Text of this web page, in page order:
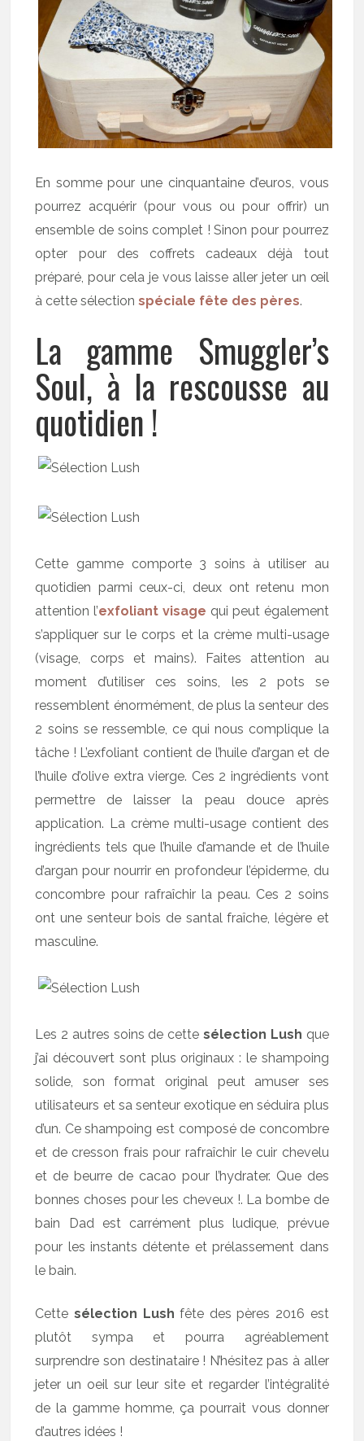
En somme pour une cinquantaine d’euros, vous
pourrez acquérir (pour vous ou pour offrir) un
ensemble de soins complet ! Sinon pour pourrez
opter pour des coffrets cadeaux déjà tout
préparé, pour cela je vous laisse aller jeter un œil
à cette sélectionspéciale fête des pères.
La gamme Smuggler’s
Soul, à la rescousse au
quotidien !
Cette gamme comporte 3 soins à utiliser au
quotidien parmi ceux-ci, deux ont retenu mon
attention l’exfoliant visage qui peut également
s’appliquer sur le corps et la crème multi-usage
(visage, corps et mains). Faites attention au
moment d’utiliser ces soins, les 2 pots se
ressemblent énormément, de plus la senteur des
2 soins se ressemble, ce qui nous complique la
tâche ! L’exfoliant contient de l’huile d’argan et de
l’huile d’olive extra vierge. Ces 2 ingrédients vont
permettre de laisser la peau douce après
application. La crème multi-usage contient des
ingrédients tels que l’huile d’amande et de l’huile
d’argan pour nourrir en profondeur l’épiderme, du
concombre pour rafraîchir la peau. Ces 2 soins
ont une senteur bois de santal fraîche, légère et
masculine.
Les 2 autres soins de cettesélection Lush que
j’ai découvert sont plus originaux : le shampoing
solide, son format original peut amuser ses
utilisateurs et sa senteur exotique en séduira plus
d’un. Ce shampoing est composé de concombre
et de cresson frais pour rafraîchir le cuir chevelu
et de beurre de cacao pour l’hydrater. Que des
bonnes choses pour les cheveux !. La bombe de
bain Dad est carrément plus ludique, prévue
pour les instants détente et prélassement dans
le bain.
Cettesélection Lush fête des pères 2016 est
plutôt sympa et pourra agréablement
surprendre son destinataire ! N’hésitez pas à aller
jeter un oeil sur leur site et regarder l’intégralité
de la gamme homme, ça pourrait vous donner
d’autres idées !